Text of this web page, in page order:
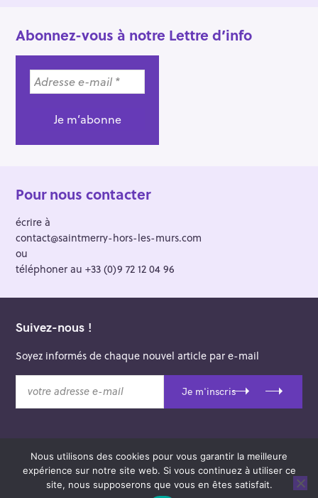
Abonnez-vous à notre Lettre d’info
Pour nous contacter
écrire à
contact@saintmerry-hors-les-murs.com
ou
téléphoner au +33 (0)9 72 12 04 96
Suivez-nous !
Soyez informés de chaque nouvel article par e-mail
t
Je m'inscris
© 2026 Saint-Merry Hors-les-Murs.
Theme: Felt byPixelgrade.
Nous utilisons des cookies pour vous garantir la meilleure
expérience sur notre site web. Si vous continuez à utiliser ce
site, nous supposerons que vous en êtes satisfait.